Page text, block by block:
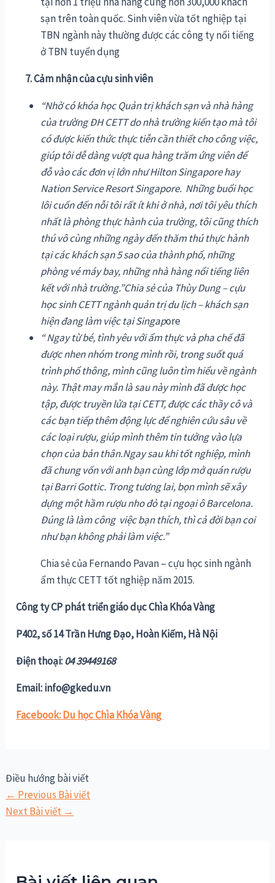
sạn trên toàn quốc. Sinh viên vừa tốt nghiệp tại
TBN ngành này thường được các công ty nổi tiếng
ở TBN tuyển dụng
7. Cảm nhận của cựu sinh viên
“Nhờ có khóa học Quản trị khách sạn và nhà hàng
của trường ĐH CETT do nhà trường kiến tạo mà tôi
có được kiến thức thực tiễn cần thiết cho công việc,
giúp tôi dễ dàng vượt qua hàng trăm ứng viên để
đỗ vào các đơn vị lớn như Hilton Singapore hay
Nation Service Resort Singapore. Những buổi học
lôi cuốn đến nỗi tôi rất ít khi ở nhà, nơi tôi yêu thích
nhất là phòng thực hành của trường, tôi cũng thích
thú vô cùng những ngày đến thăm thú thực hành
tại các khách sạn 5 sao của thành phố, những
phòng vé máy bay, những nhà hàng nổi tiếng liên
kết với nhà trường.”Chia sẻ của Thùy Dung – cựu
học sinh CETT ngành quản trị du lịch – khách sạn
hiện đang làm việc tại Singapore
“ Ngay từ bé, tình yêu với ẩm thực và pha chế đã
được nhen nhóm trong mình rồi, trong suốt quá
trình phổ thông, mình cũng luôn tìm hiểu về ngành
này. Thật may mắn là sau này mình đã được học
tập, được truyền lửa tại CETT, được các thầy cô và
các bạn tiếp thêm động lực để nghiên cứu sâu về
các loại rượu, giúp mình thêm tin tưởng vào lựa
chọn của bản thân.Ngay sau khi tốt nghiệp, mình
đã chung vốn với anh bạn cùng lớp mở quán rượu
tại Barri Gottic. Trong tương lai, bọn mình sẽ xây
dựng một hầm rượu nho đỏ tại ngoại ô Barcelona.
Đúng là làm công việc bạn thích, thì cả đời bạn coi
như bạn không phải làm việc.”
Chia sẻ của Fernando Pavan – cựu học sinh ngành
ẩm thực CETT tốt nghiệp năm 2015.
Công ty CP phát triển giáo dục Chìa Khóa Vàng
P402, số 14 Trần Hưng Đạo, Hoàn Kiếm, Hà Nội
Điện thoại:04 39449168
Email: info@gkedu.vn
Facebook: Du học Chìa Khóa Vàng
Điều hướng bài viết
← Previous Bài viết
Next Bài viết →